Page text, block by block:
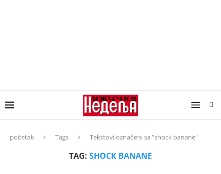
početak Tags Tekstovi označeni sa "shock banane"
TAG: SHOCK BANANE